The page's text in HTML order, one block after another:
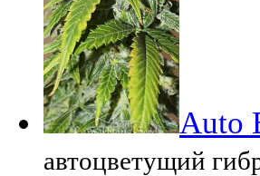
Auto
автоцветущий